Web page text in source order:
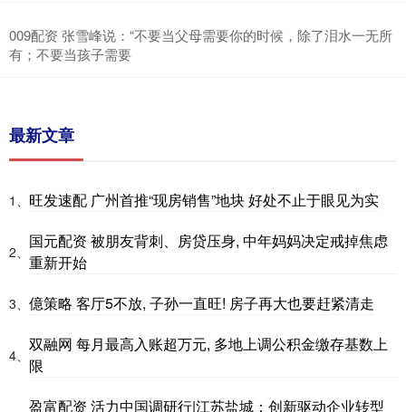
009配资 张雪峰说：“不要当父母需要你的时候，除了泪水一无所
有；不要当孩子需要
最新文章
1、 旺发速配 广州首推“现房销售”地块 好处不止于眼见为实
2、
国元配资 被朋友背刺、房贷压身, 中年妈妈决定戒掉焦虑
重新开始
3、 億策略 客厅5不放, 子孙一直旺! 房子再大也要赶紧清走
4、
双融网 每月最高入账超万元, 多地上调公积金缴存基数上
限
盈富配资 活力中国调研行|江苏盐城：创新驱动企业转型